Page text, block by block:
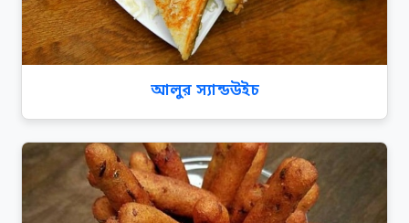
আলুর স্যান্ডউইচ